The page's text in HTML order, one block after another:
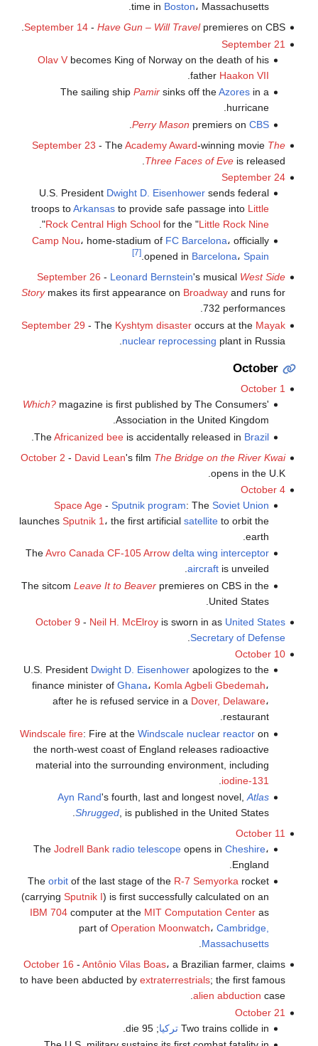
time in Boston، Massachusetts.
September 14- Have Gun – Will Travelpremieres on CBS.
September 21
Olav V becomes King of Norway on the death of his
father Haakon VII
.
The sailing shipPamir sinks off theAzores in a
hurricane.
Perry Mason premiers onCBS
.
September 23 - TheAcademy Award-winning movie The
Three Faces of Eveis released.
September 24
U.S. President Dwight D. Eisenhower sends federal
troops toArkansas to provide safe passage into Little
Rock Central High School for the "Little Rock Nine
".
Camp Nou، home-stadium of FC Barcelona، officially
opened in Barcelona،Spain
.
[7]
September 26 - Leonard Bernstein's musical West Side
Storymakes its first appearance on Broadwayand runs for
732 performances.
September 29 - The Kyshtym disasteroccurs at the Mayak
nuclear reprocessing plant in Russia.
October
October 1
Which? magazine is first published by The Consumers'
Association in the United Kingdom.
TheAfricanized bee is accidentally released in Brazil
.
October 2 - David Lean's film The Bridge on the River Kwai
opens in the U.K.
October 4
Space Age -Sputnik program: TheSoviet Union
launchesSputnik 1 ، the first artificialsatellite to orbit the
earth.
TheAvro Canada CF-105 Arrow delta wing interceptor
aircraft is unveiled.
The sitcomLeave It to Beaver premieres on CBS in the
United States.
October 9 - Neil H. McElroyis sworn in as United States
Secretary of Defense
October 10
U.S. President Dwight D. Eisenhower apologizes to the
finance minister ofGhana، Komla Agbeli Gbedemah،
after he is refused service in a Dover, Delaware،
restaurant.
Windscale fire: Fire at theWindscale nuclear reactor on
the north-west coast of England releases radioactive
material into the surrounding environment, including
iodine-131
Ayn Rand's fourth, last and longest novel,Atlas
Shrugged , is published in the United States.
October 11
TheJodrell Bank radio telescope opens inCheshire،
England.
Theorbit of the last stage of the R-7 Semyorka rocket
(carryingSputnik I) is first successfully calculated on an
IBM 704 computer at the MIT Computation Center as
part ofOperation Moonwatch،Cambridge,
Massachusetts
.
October 16 - Antônio Vilas Boas، a Brazilian farmer, claims
to have been abducted by extraterrestrials; the first famous
alien abduction case.
October 21
Two trains collide in تركيا; 95 die.